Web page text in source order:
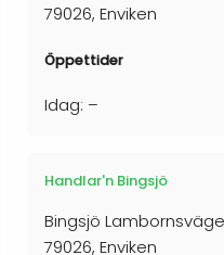
79026, Enviken
Öppettider
Idag: –
Handlar'n Bingsjö
Bingsjö
79026, Enviken